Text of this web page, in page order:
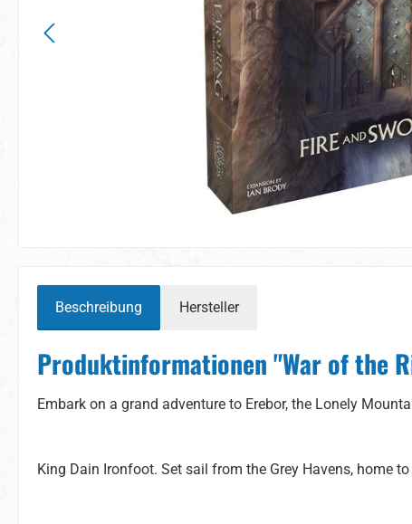
Beschreibung Hersteller
Produktinformationen "War of the
Embark on a grand adventure to Erebor, the Lonely
King Dain Ironfoot. Set sail from the Grey Havens, home